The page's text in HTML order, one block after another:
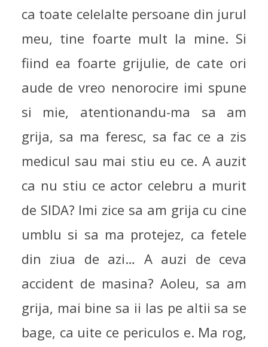
ca toate celelalte persoane din jurul
meu, tine foarte mult la mine. Si
fiind ea foarte grijulie, de cate ori
aude de vreo nenorocire imi spune
si mie, atentionandu-ma sa am
grija, sa ma feresc, sa fac ce a zis
medicul sau mai stiu eu ce. A auzit
ca nu stiu ce actor celebru a murit
de SIDA? Imi zice sa am grija cu cine
umblu si sa ma protejez, ca fetele
din ziua de azi… A auzi de ceva
accident de masina? Aoleu, sa am
grija, mai bine sa ii las pe altii sa se
bage, ca uite ce periculos e. Ma rog,